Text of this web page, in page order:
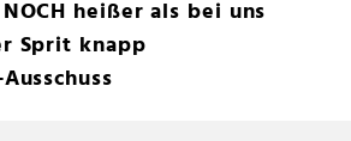
heißer als bei uns
Sprit knapp